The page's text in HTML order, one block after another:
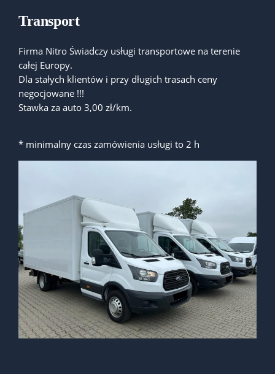
Transport
Firma Nitro Świadczy usługi transportowe na terenie
całej Europy.
Dla stałych klientów i przy długich trasach ceny
negocjowane !!!
Stawka za auto 3,00 zł/km.
* minimalny czas zamówienia usługi to 2 h